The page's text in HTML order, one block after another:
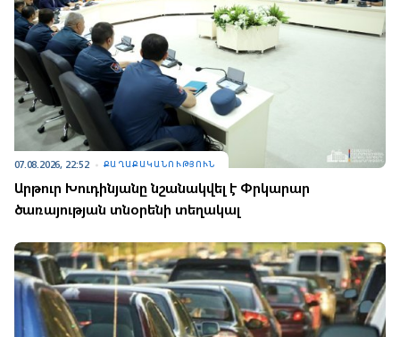
07.08.2026, 22:52 ՔԱՂԱՔԱԿԱՆՈՒԹՅՈՒՆ
Արթուր Խուդինյանը նշանակվել է Փրկարար
ծառայության տնօրենի տեղակալ